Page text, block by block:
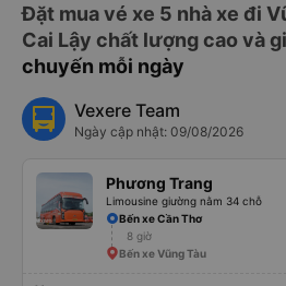
Đặt mua vé xe 5 nhà xe đi
Cai Lậy chất lượng cao và
chuyến mỗi ngày
Vexere Team
Ngày cập nhật: 09/08/2026
Phương Trang
Limousine giường nằm 34 chỗ
Bến xe Cần Thơ
8 giờ
Bến xe Vũng Tàu